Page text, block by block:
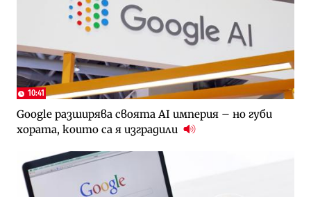
10:41
Google разширява своята AI империя – но губи
хората, които са я изградили